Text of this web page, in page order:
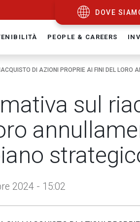
DOVE
PEOPLE & CAREERS
DI AZIONI PROPRIE AI FINI DEL LORO
sul
2024 - 15:02